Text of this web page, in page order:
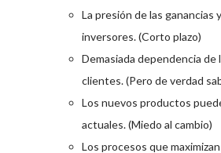
La presión de las ganancias
inversores. (Corto plazo)
Demasiada dependencia de
clientes. (Pero de verdad
Los nuevos productos
actuales. (Miedo al cambio)
Los procesos que